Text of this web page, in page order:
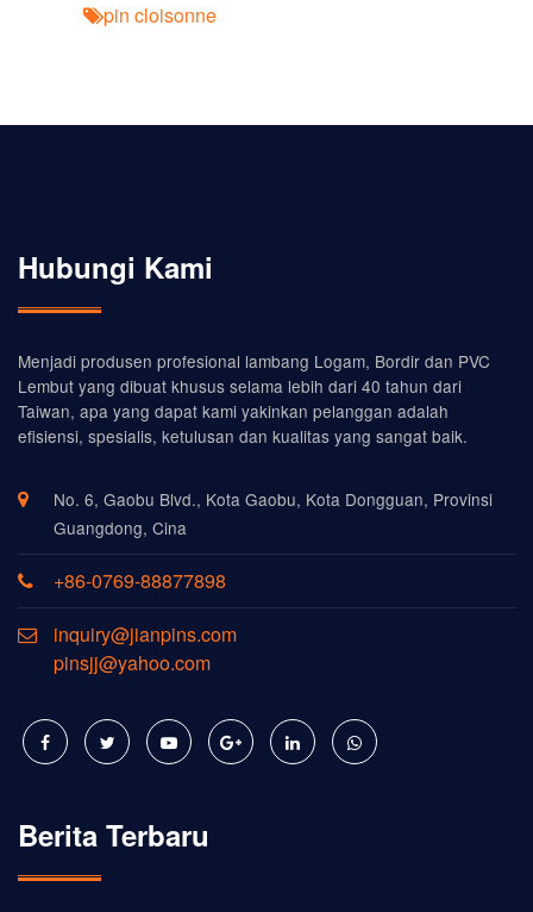
pin cloisonne
Hubungi Kami
Menjadi produsen profesional lambang Logam, Bordir dan PVC
Lembut yang dibuat khusus selama lebih dari 40 tahun dari
Taiwan, apa yang dapat kami yakinkan pelanggan adalah
efisiensi, spesialis, ketulusan dan kualitas yang sangat baik.
No. 6, Gaobu Blvd., Kota Gaobu, Kota Dongguan, Provinsi
Guangdong, Cina
+86-0769-88877898
inquiry@jianpins.com
pinsjj@yahoo.com
Berita Terbaru